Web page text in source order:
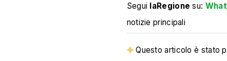
Segui laRegione su:
notizie principali
Questo articolo è stato